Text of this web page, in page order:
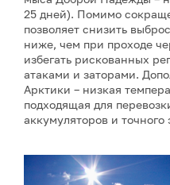
25 дней). Помимо
позволяет снизить
ниже, чем при проходе
избегать рискованных
атаками и заторами.
Арктики – низкая
подходящая для
аккумуляторов и